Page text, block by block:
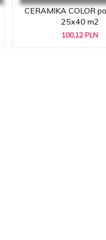
CERAMIKA COLOR
25x40 m2
100,12 PLN